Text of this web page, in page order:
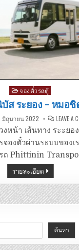
Posted
in
จองตั๋วรถตู้
ส ระยอง – หมอชิ
มิถุนายน 2022 LEAVE A
งหน้า เส้นทาง ระะย
องตั๋วผ่านระบบของเ
ถ Phittinin
รายละเอียด
ค้นหา